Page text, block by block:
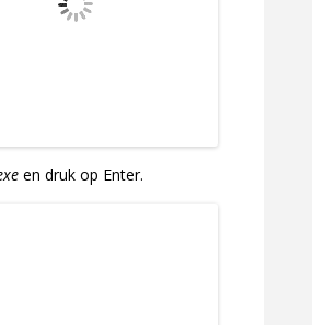
en druk op Enter.